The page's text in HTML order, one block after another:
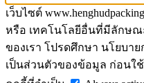
เว็บไซต์
หรือ เทคโนโลยีอื่นที่มีลักษณ
ของเรา โปรดศึกษา นโยบา
เป็นส่วนตัวของข้อมูล ก่อนใ